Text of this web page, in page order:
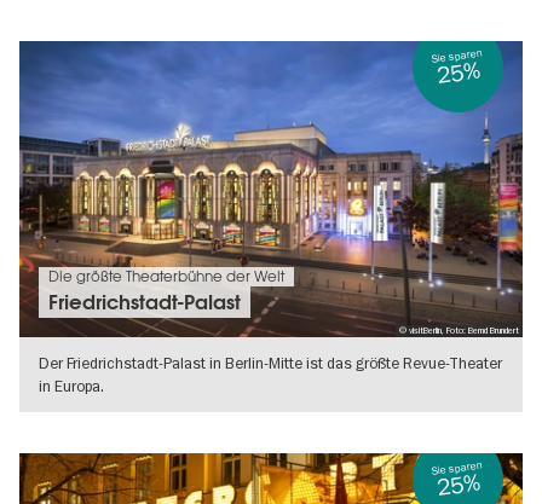
© visitBerlin, Foto: Bernd Brundert
Die größte Theaterbühne der Welt
Friedrichstadt-Palast
Sie sparen
25%
Der Friedrichstadt-Palast in Berlin-Mitte ist das größte Revue-Theater
in Europa.
Sie sparen
25%